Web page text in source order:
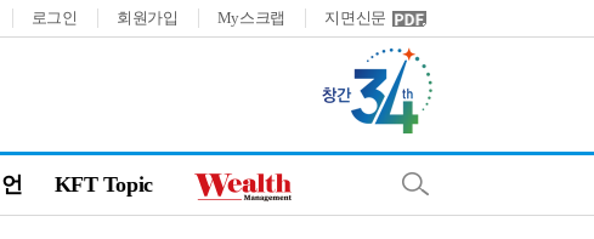
로그인 회원가입 My스크랩 지면신문
KFT Topic